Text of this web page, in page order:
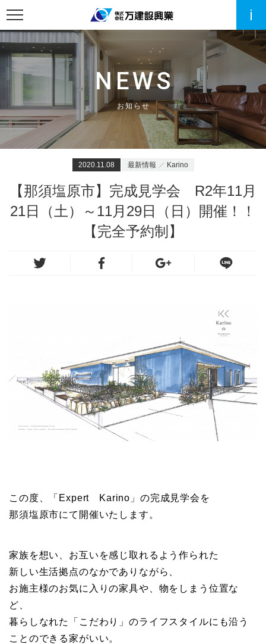
NEWS
お知らせ
2020.11.08 最新情報 Karino
【那須塩原市】完成見学会 R2年11月
21日（土）～11月29日（日）開催！！
【完全予約制】
この度、「Expert Karino」の完成見学会を
那須塩原市にて開催いたします。
家族を想い、お互いを感じ取れるよう作られた
新しい生活拠点のなかでありながら、
お施主様のお気に入りの家具や、物をしまう位置な
ど、
暮らしなれた「こだわり」のライフスタイルにも沿う
ことのできる家がいい。